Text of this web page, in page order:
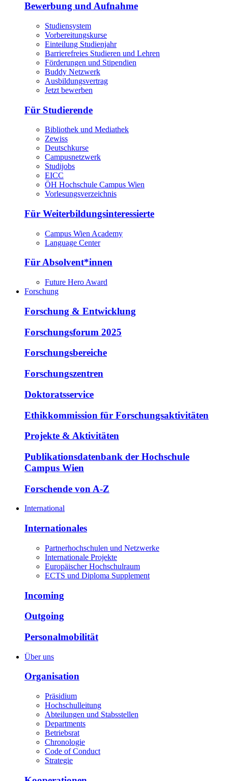
Bewerbung und Aufnahme
Studiensystem
Vorbereitungskurse
Einteilung Studienjahr
Barrierefreies Studieren und Lehren
Förderungen und Stipendien
Buddy Netzwerk
Ausbildungsvertrag
Jetzt bewerben
Für Studierende
Bibliothek und Mediathek
Zewiss
Deutschkurse
Campusnetzwerk
Studijobs
EICC
ÖH Hochschule Campus Wien
Vorlesungsverzeichnis
Für Weiterbildungsinteressierte
Campus Wien Academy
Language Center
Für Absolvent*innen
Future Hero Award
Forschung
Forschung & Entwicklung
Forschungsforum 2025
Forschungsbereiche
Forschungszentren
Doktoratsservice
Ethikkommission für Forschungsaktivitäten
Projekte & Aktivitäten
Publikationsdatenbank der Hochschule
Campus Wien
Forschende von A-Z
International
Internationales
Partnerhochschulen und Netzwerke
Internationale Projekte
Europäischer Hochschulraum
ECTS und Diploma Supplement
Incoming
Outgoing
Personalmobilität
Über uns
Organisation
Präsidium
Hochschulleitung
Abteilungen und Stabsstellen
Departments
Betriebsrat
Chronologie
Code of Conduct
Strategie